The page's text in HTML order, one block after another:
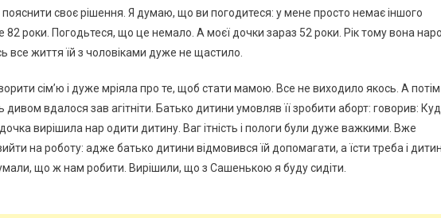
своє рішення. Я думаю, що ви погодитеся: у мене просто немає іншого
роки. Погодьтеся, що це немало. А моєї дочки зараз 52 роки. Рік тому вона
все життя їй з чоловіками дуже не щастило.
сім’ю і дуже мріяла про те, щоб стати мамою. Все не виходило якось. А потім
вдалося зав агітніти. Батько дитини умовляв її зробити аборт: говорив:
вирішила нар одити дитину. Ваг ітність і пологи були дуже важкими. Вже
на роботу: адже батько дитини відмовився їй допомагати, а їсти треба і
що ж нам робити. Вирішили, що з Сашенькою я буду сидіти.